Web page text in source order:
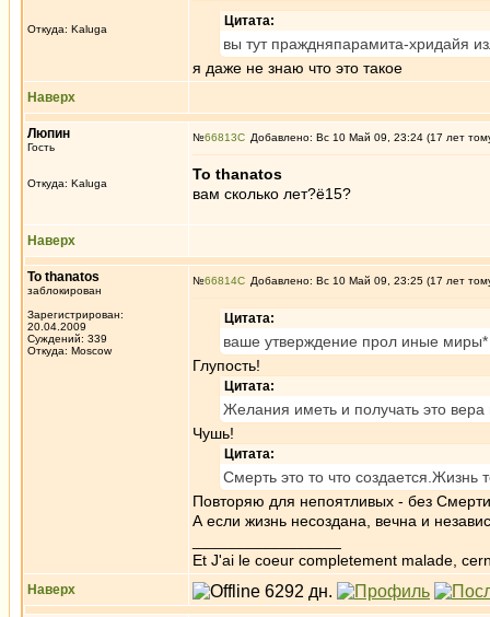
Откуда: Kaluga
Цитата:
вы тут праждняпарамита-хридайя
я даже не знаю что это такое
Наверх
Люпин
Гость
Откуда: Kaluga
№66813 Добавлено: Вс 10 Май 09, 23:24 (17 лет
To thanatos
вам сколько лет?ё15?
Наверх
To thanatos
заблокирован
Зарегистрирован:
20.04.2009
Суждений: 339
Откуда: Moscow
№66814 Добавлено: Вс 10 Май 09, 23:25 (17 лет
Цитата:
ваше утверждение прол иные миры*
Глупость!
Цитата:
Желания иметь и получать это вера
Чушь!
Цитата:
Смерть это то что создается.Жизнь
Повторяю для непоятливых - без
А если жизнь несоздана, вечна и
Et J'ai le coeur completement malade,
Наверх